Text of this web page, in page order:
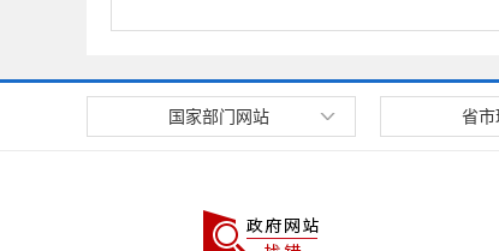
国家部门网站 省市